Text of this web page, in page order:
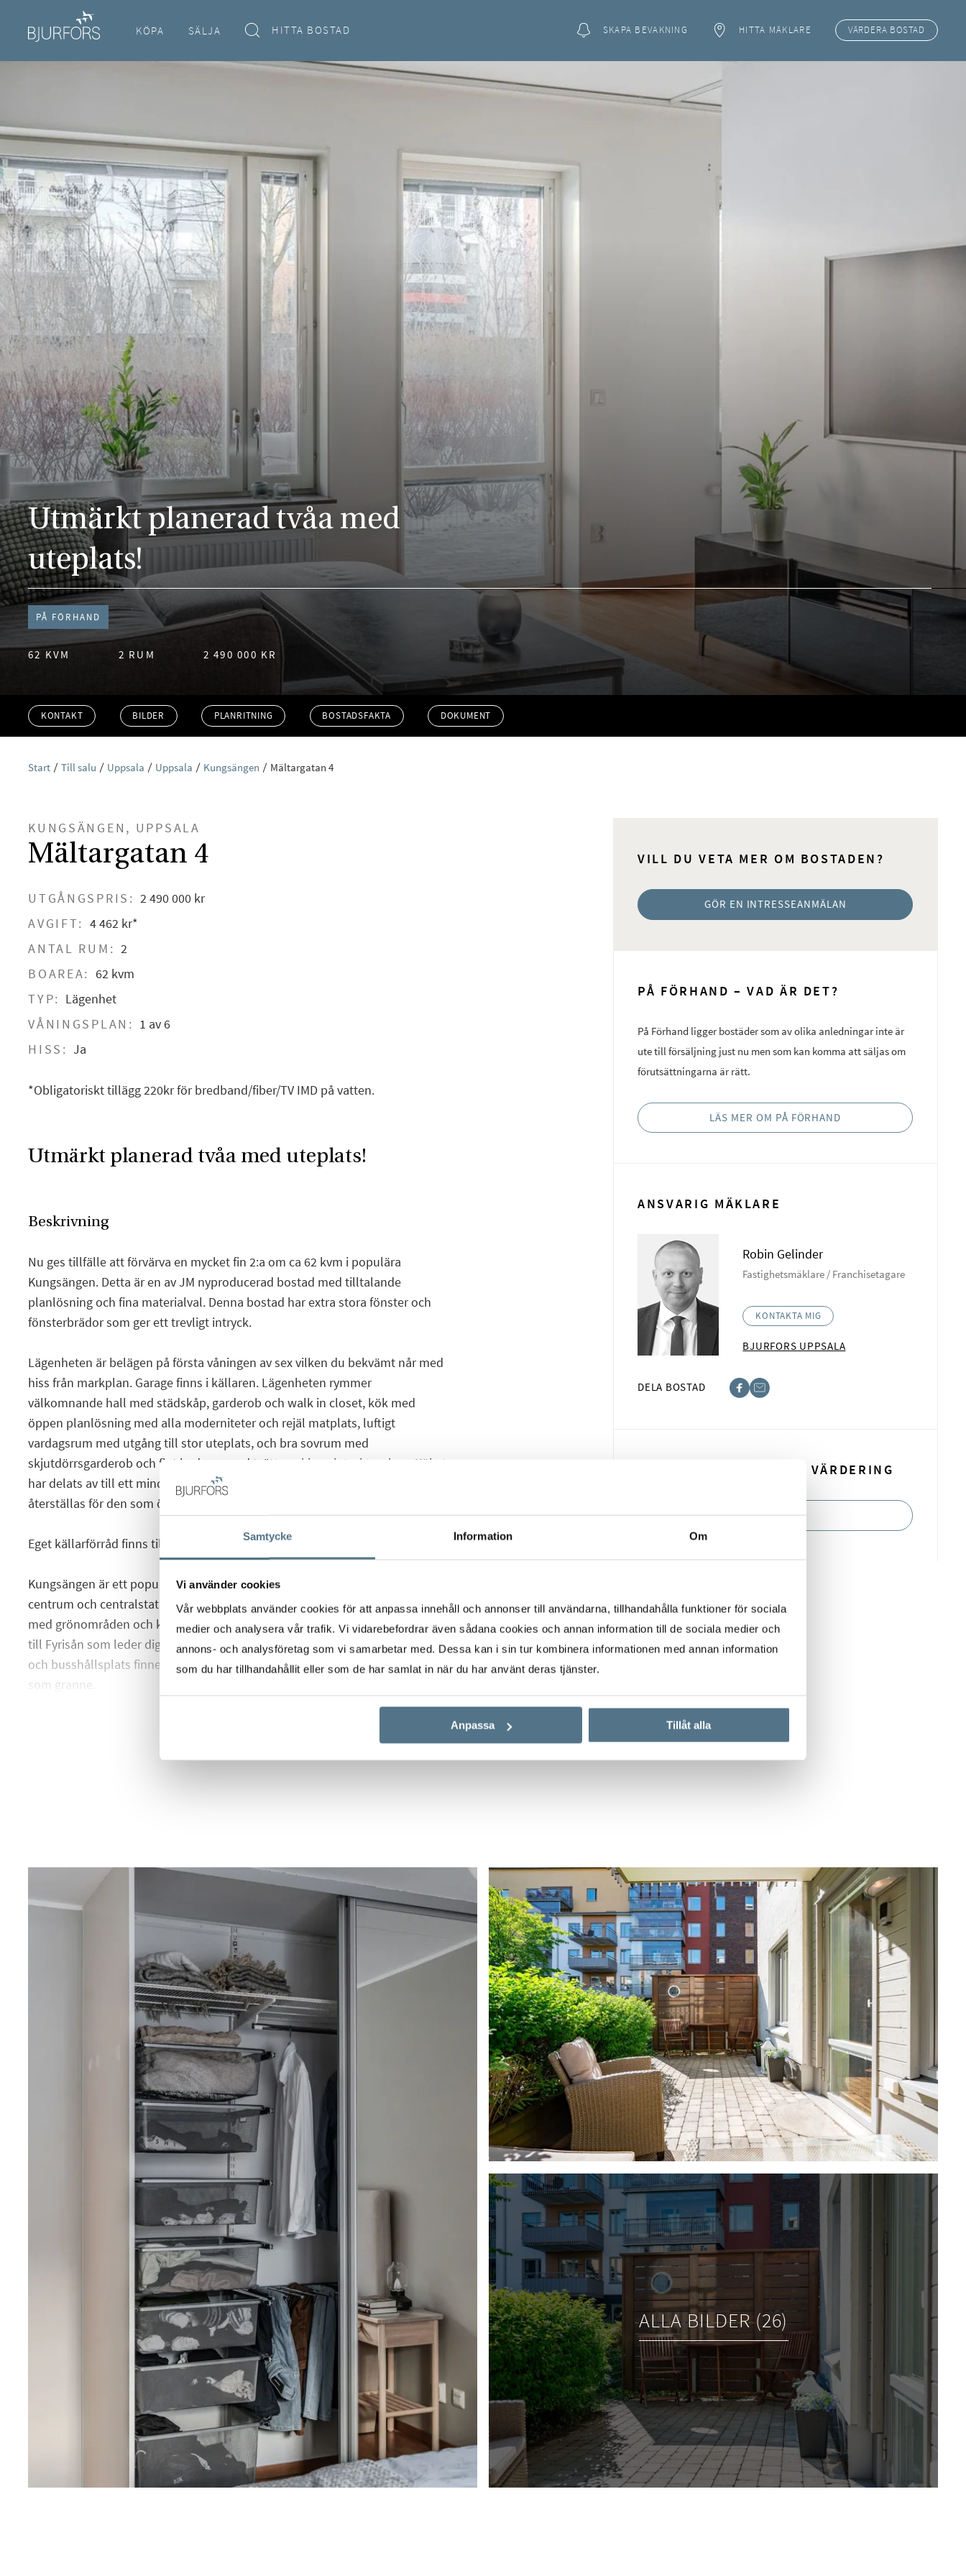
Samtycke Information Om
Vi använder cookies
Vår webbplats använder cookies för att anpassa innehåll och annonser till användarna, tillhandahålla funktioner för sociala
medier och analysera vår trafik. Vi vidarebefordrar även sådana cookies och annan information till de sociala medier och
annons- och analysföretag som vi samarbetar med. Dessa kan i sin tur kombinera informationen med annan information
som du har tillhandahållit eller som de har samlat in när du har använt deras tjänster.
Anpassa Tillåt alla
KÖPA SÄLJA HITTA BOSTAD SKAPA BEVAKNING HITTA MÄKLARE VÄRDERA BOSTAD
Utmärkt planerad tvåa med
uteplats!
PÅ FÖRHAND
62 KVM 2 RUM 2 490 000 KR
KONTAKT BILDER PLANRITNING BOSTADSFAKTA DOKUMENT
Start Till salu Uppsala Uppsala Kungsängen Mältargatan 4
KUNGSÄNGEN, UPPSALA
Mältargatan 4
UTGÅNGSPRIS: 2 490 000 kr
AVGIFT: 4 462 kr*
ANTAL RUM: 2
BOAREA: 62 kvm
TYP: Lägenhet
VÅNINGSPLAN: 1 av 6
HISS: Ja
*Obligatoriskt tillägg 220kr för bredband/fiber/TV IMD på vatten.
VILL DU VETA MER OM BOSTADEN?
GÖR EN INTRESSEANMÄLAN
PÅ FÖRHAND – VAD ÄR DET?
På Förhand ligger bostäder som av olika anledningar inte är
ute till försäljning just nu men som kan komma att säljas om
förutsättningarna är rätt.
LÄS MER OM PÅ FÖRHAND
ANSVARIG MÄKLARE
Robin Gelinder
Fastighetsmäklare / Franchisetagare
KONTAKTA MIG
BJURFORS UPPSALA
DELA BOSTAD
BOKA EN KOSTNADSFRI VÄRDERING
BOKA NU
Utmärkt planerad tvåa med uteplats!
Beskrivning
Nu ges tillfälle att förvärva en mycket fin 2:a om ca 62 kvm i populära
Kungsängen. Detta är en av JM nyproducerad bostad med tilltalande
planlösning och fina materialval. Denna bostad har extra stora fönster och
fönsterbrädor som ger ett trevligt intryck.
Lägenheten är belägen på första våningen av sex vilken du bekvämt når med
hiss från markplan. Garage finns i källaren. Lägenheten rymmer
välkomnande hall med städskåp, garderob och walk in closet, kök med
öppen planlösning med alla moderniteter och rejäl matplats, luftigt
vardagsrum med utgång till stor uteplats, och bra sovrum med
skjutdörrsgarderob och fint badrum med tvättmaskin och torktumlare. Köket
har delats av till ett mindre sovrum/sovdel/kontor, men kan enkelt
återställas för den som önskar.
Eget källarförråd finns till bostaden.
Kungsängen är ett populärt område med bara några minuters promenad till
centrum och centralstationen. Ett stenkast härifrån ligger den vackra Fyrisån
med grönområden och kajplatser för fritidsbåten. Likaså finner du gångbron
till Fyrisån som leder dig till Stadsträdgården och sjukhusområdet. Matbutik
och busshållsplats finner du runt hörnet och nya Anna Petrus park finner du
som granne.
ALLA BILDER (26)